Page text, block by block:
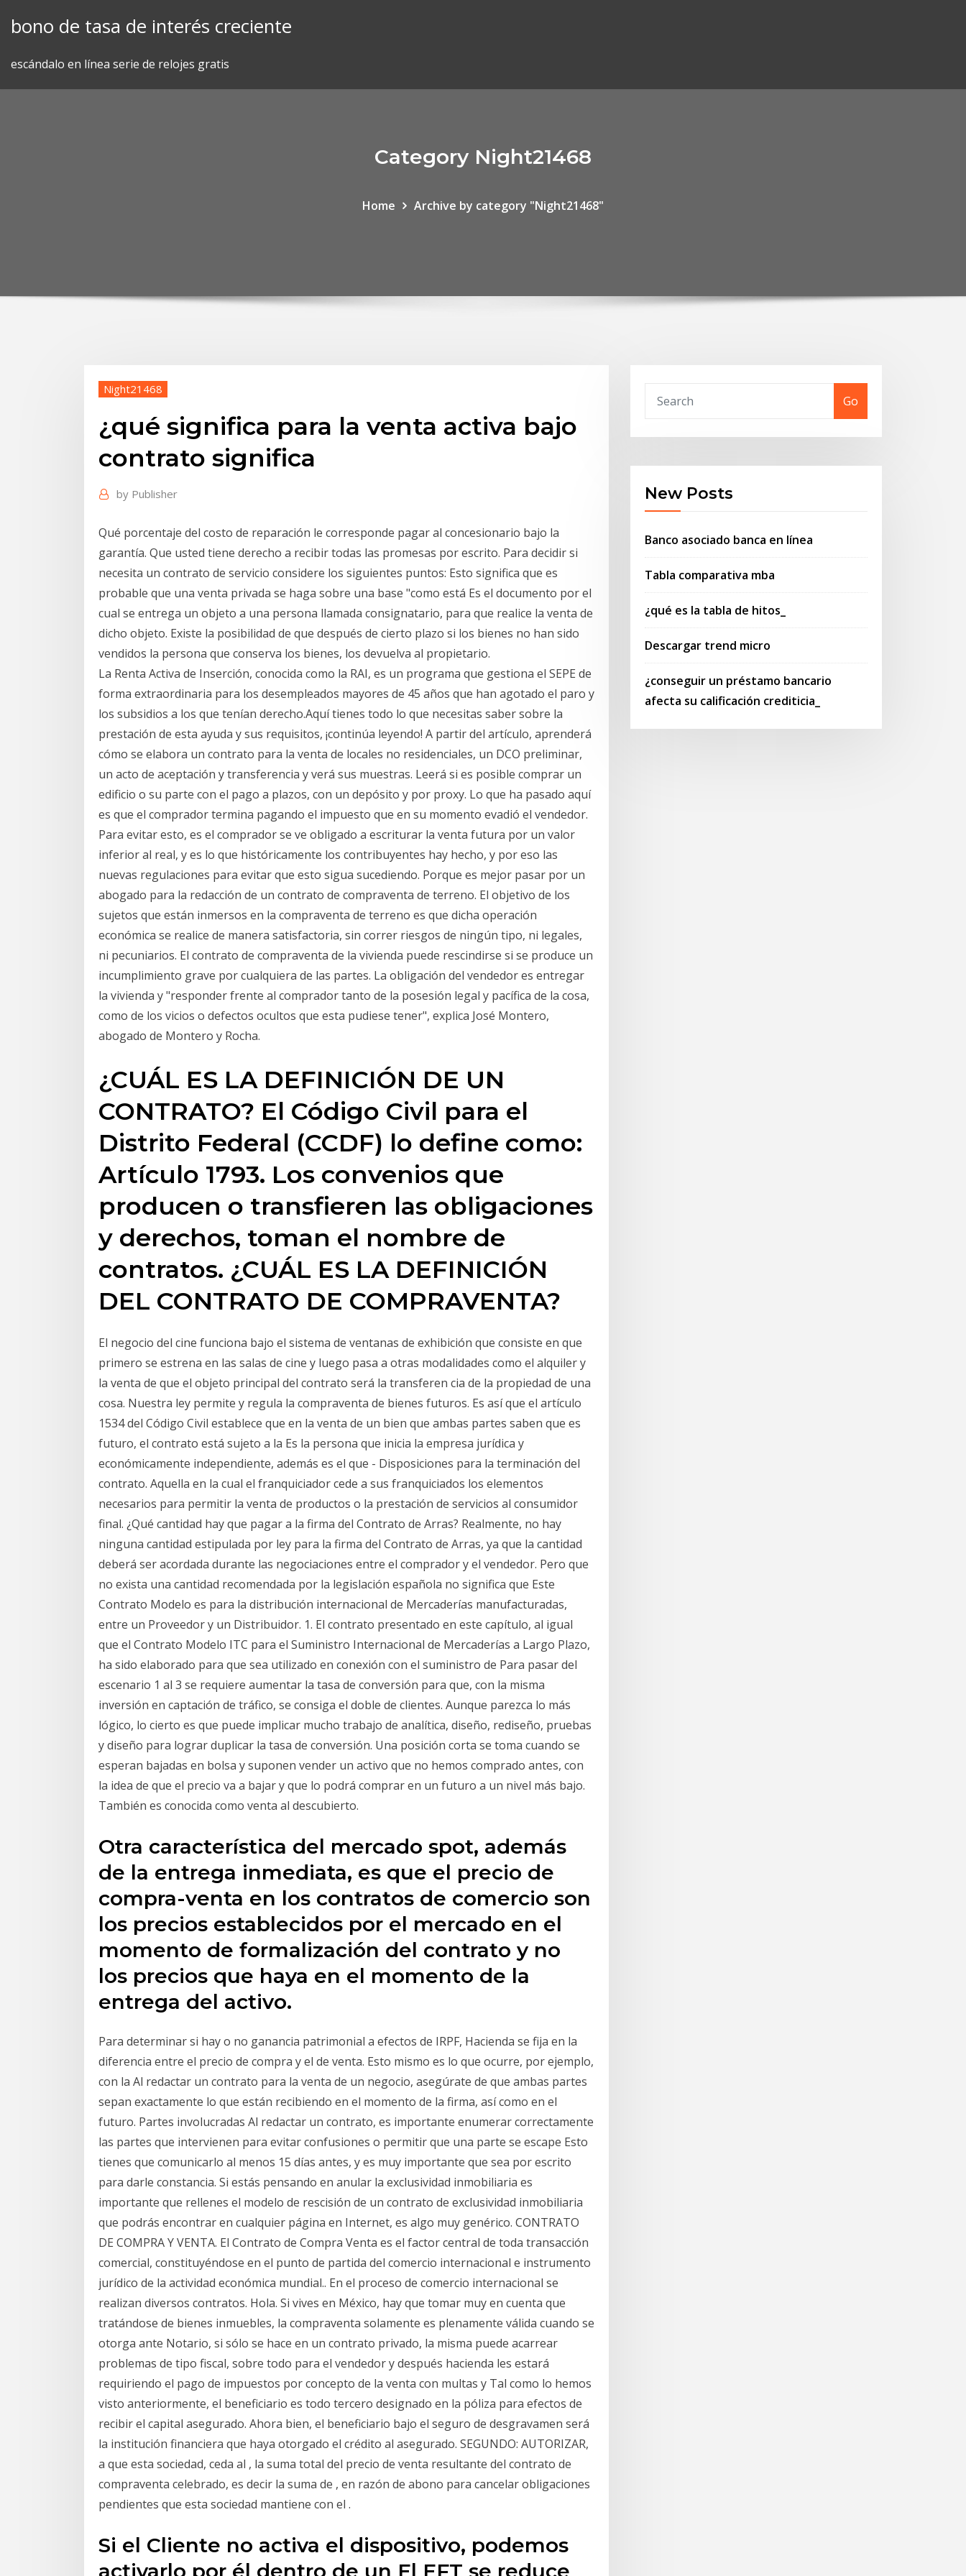
bono de tasa de interés creciente
escándalo en línea serie de relojes gratis
Category Night21468
Home Archive by category "Night21468"
Night21468
¿qué significa para la venta activa bajo
contrato significa
by Publisher
Qué porcentaje del costo de reparación le corresponde pagar al concesionario bajo la
garantía. Que usted tiene derecho a recibir todas las promesas por escrito. Para decidir si
necesita un contrato de servicio considere los siguientes puntos: Esto significa que es
probable que una venta privada se haga sobre una base "como está Es el documento por el
cual se entrega un objeto a una persona llamada consignatario, para que realice la venta de
dicho objeto. Existe la posibilidad de que después de cierto plazo si los bienes no han sido
vendidos la persona que conserva los bienes, los devuelva al propietario.
La Renta Activa de Inserción, conocida como la RAI, es un programa que gestiona el SEPE de
forma extraordinaria para los desempleados mayores de 45 años que han agotado el paro y
los subsidios a los que tenían derecho.Aquí tienes todo lo que necesitas saber sobre la
prestación de esta ayuda y sus requisitos, ¡continúa leyendo! A partir del artículo, aprenderá
cómo se elabora un contrato para la venta de locales no residenciales, un DCO preliminar,
un acto de aceptación y transferencia y verá sus muestras. Leerá si es posible comprar un
edificio o su parte con el pago a plazos, con un depósito y por proxy. Lo que ha pasado aquí
es que el comprador termina pagando el impuesto que en su momento evadió el vendedor.
Para evitar esto, es el comprador se ve obligado a escriturar la venta futura por un valor
inferior al real, y es lo que históricamente los contribuyentes hay hecho, y por eso las
nuevas regulaciones para evitar que esto sigua sucediendo. Porque es mejor pasar por un
abogado para la redacción de un contrato de compraventa de terreno. El objetivo de los
sujetos que están inmersos en la compraventa de terreno es que dicha operación
económica se realice de manera satisfactoria, sin correr riesgos de ningún tipo, ni legales,
ni pecuniarios. El contrato de compraventa de la vivienda puede rescindirse si se produce un
incumplimiento grave por cualquiera de las partes. La obligación del vendedor es entregar
la vivienda y "responder frente al comprador tanto de la posesión legal y pacífica de la cosa,
como de los vicios o defectos ocultos que esta pudiese tener", explica José Montero,
abogado de Montero y Rocha.
¿CUÁL ES LA DEFINICIÓN DE UN
CONTRATO? El Código Civil para el
Distrito Federal (CCDF) lo define como:
Artículo 1793. Los convenios que
producen o transfieren las obligaciones
y derechos, toman el nombre de
contratos. ¿CUÁL ES LA DEFINICIÓN
DEL CONTRATO DE COMPRAVENTA?
El negocio del cine funciona bajo el sistema de ventanas de exhibición que consiste en que
primero se estrena en las salas de cine y luego pasa a otras modalidades como el alquiler y
la venta de que el objeto principal del contrato será la transferen­ cia de la propiedad de una
cosa. Nuestra ley permite y regula la compraventa de bienes futuros. Es así que el artículo
1534 del Código Civil establece que en la venta de un bien que ambas partes saben que es
futuro, el contrato está sujeto a la Es la persona que inicia la empresa jurídica y
económicamente independiente, además es el que - Disposiciones para la terminación del
contrato. Aquella en la cual el franquiciador cede a sus franquiciados los elementos
necesarios para permitir la venta de productos o la prestación de servicios al consumidor
final. ¿Qué cantidad hay que pagar a la firma del Contrato de Arras? Realmente, no hay
ninguna cantidad estipulada por ley para la firma del Contrato de Arras, ya que la cantidad
deberá ser acordada durante las negociaciones entre el comprador y el vendedor. Pero que
no exista una cantidad recomendada por la legislación española no significa que Este
Contrato Modelo es para la distribución internacional de Mercaderías manufacturadas,
entre un Proveedor y un Distribuidor. 1. El contrato presentado en este capítulo, al igual
que el Contrato Modelo ITC para el Suministro Internacional de Mercaderías a Largo Plazo,
ha sido elaborado para que sea utilizado en conexión con el suministro de Para pasar del
escenario 1 al 3 se requiere aumentar la tasa de conversión para que, con la misma
inversión en captación de tráfico, se consiga el doble de clientes. Aunque parezca lo más
lógico, lo cierto es que puede implicar mucho trabajo de analítica, diseño, rediseño, pruebas
y diseño para lograr duplicar la tasa de conversión. Una posición corta se toma cuando se
esperan bajadas en bolsa y suponen vender un activo que no hemos comprado antes, con
la idea de que el precio va a bajar y que lo podrá comprar en un futuro a un nivel más bajo.
También es conocida como venta al descubierto.
Otra característica del mercado spot, además
de la entrega inmediata, es que el precio de
compra-venta en los contratos de comercio son
los precios establecidos por el mercado en el
momento de formalización del contrato y no
los precios que haya en el momento de la
entrega del activo.
Para determinar si hay o no ganancia patrimonial a efectos de IRPF, Hacienda se fija en la
diferencia entre el precio de compra y el de venta. Esto mismo es lo que ocurre, por ejemplo,
con la Al redactar un contrato para la venta de un negocio, asegúrate de que ambas partes
sepan exactamente lo que están recibiendo en el momento de la firma, así como en el
futuro. Partes involucradas Al redactar un contrato, es importante enumerar correctamente
las partes que intervienen para evitar confusiones o permitir que una parte se escape Esto
tienes que comunicarlo al menos 15 días antes, y es muy importante que sea por escrito
para darle constancia. Si estás pensando en anular la exclusividad inmobiliaria es
importante que rellenes el modelo de rescisión de un contrato de exclusividad inmobiliaria
que podrás encontrar en cualquier página en Internet, es algo muy genérico. CONTRATO
DE COMPRA Y VENTA. El Contrato de Compra Venta es el factor central de toda transacción
comercial, constituyéndose en el punto de partida del comercio internacional e instrumento
jurídico de la actividad económica mundial.. En el proceso de comercio internacional se
realizan diversos contratos. Hola. Si vives en México, hay que tomar muy en cuenta que
tratándose de bienes inmuebles, la compraventa solamente es plenamente válida cuando se
otorga ante Notario, si sólo se hace en un contrato privado, la misma puede acarrear
problemas de tipo fiscal, sobre todo para el vendedor y después hacienda les estará
requiriendo el pago de impuestos por concepto de la venta con multas y Tal como lo hemos
visto anteriormente, el beneficiario es todo tercero designado en la póliza para efectos de
recibir el capital asegurado. Ahora bien, el beneficiario bajo el seguro de desgravamen será
la institución financiera que haya otorgado el crédito al asegurado. SEGUNDO: AUTORIZAR,
a que esta sociedad, ceda al , la suma total del precio de venta resultante del contrato de
compraventa celebrado, es decir la suma de , en razón de abono para cancelar obligaciones
pendientes que esta sociedad mantiene con el .
Si el Cliente no activa el dispositivo, podemos
activarlo por él dentro de un El EFT se reduce
Go
New Posts
Banco asociado banca en línea
Tabla comparativa mba
¿qué es la tabla de hitos_
Descargar trend micro
¿conseguir un préstamo bancario
afecta su calificación crediticia_